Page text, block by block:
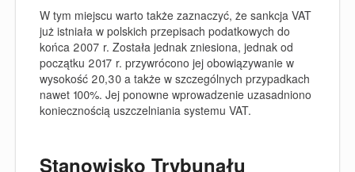
W tym miejscu warto także zaznaczyć, że sankcja VAT
już istniała w polskich przepisach podatkowych do
końca 2007 r. Została jednak zniesiona, jednak od
początku 2017 r. przywrócono jej obowiązywanie w
wysokość 20,30 a także w szczególnych przypadkach
nawet 100%. Jej ponowne wprowadzenie uzasadniono
koniecznością uszczelniania systemu VAT.
Stanowisko Trybunału